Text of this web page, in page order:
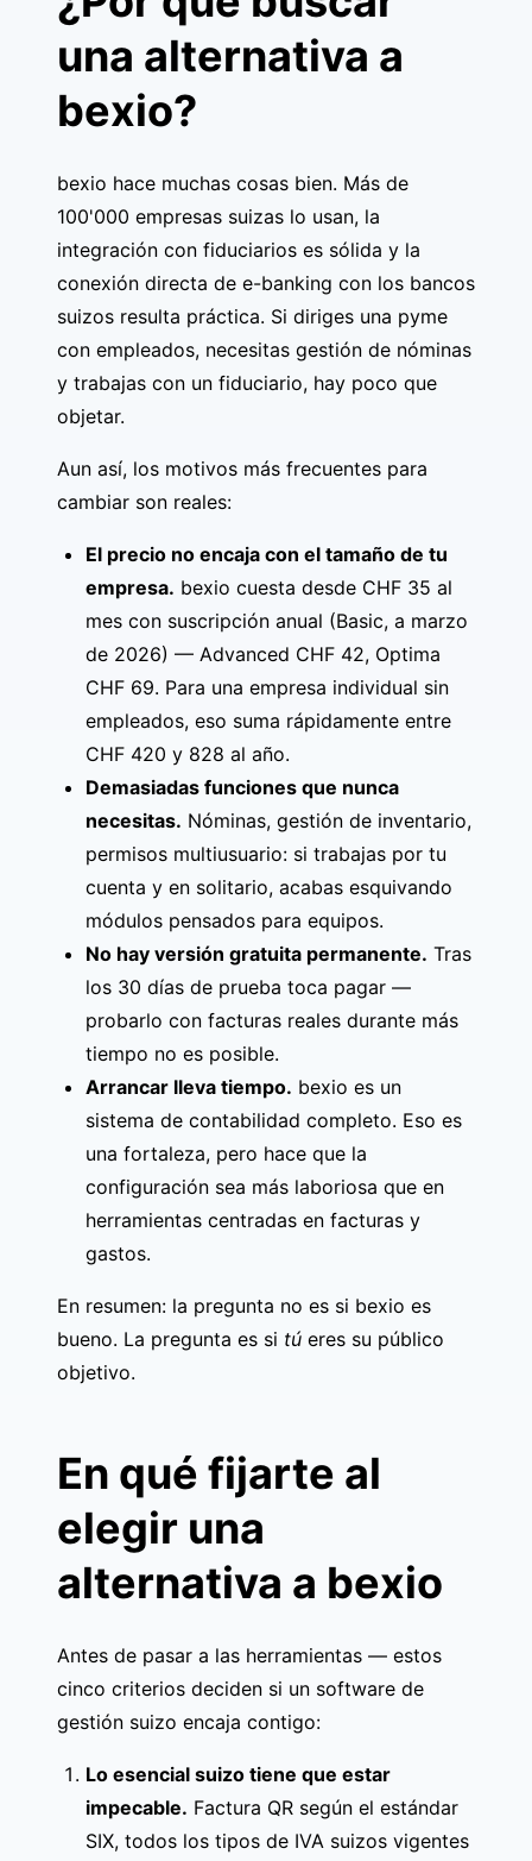
una alternativa a
bexio?
bexio hace muchas cosas bien. Más de
100'000 empresas suizas lo usan, la
integración con fiduciarios es sólida y la
conexión directa de e-banking con los bancos
suizos resulta práctica. Si diriges una pyme
con empleados, necesitas gestión de nóminas
y trabajas con un fiduciario, hay poco que
objetar.
Aun así, los motivos más frecuentes para
cambiar son reales:
El precio no encaja con el tamaño de tu
empresa. bexio cuesta desde CHF 35 al
mes con suscripción anual (Basic, a marzo
de 2026) — Advanced CHF 42, Optima
CHF 69. Para una empresa individual sin
empleados, eso suma rápidamente entre
CHF 420 y 828 al año.
Demasiadas funciones que nunca
necesitas. Nóminas, gestión de inventario,
permisos multiusuario: si trabajas por tu
cuenta y en solitario, acabas esquivando
módulos pensados para equipos.
No hay versión gratuita permanente. Tras
los 30 días de prueba toca pagar —
probarlo con facturas reales durante más
tiempo no es posible.
Arrancar lleva tiempo. bexio es un
sistema de contabilidad completo. Eso es
una fortaleza, pero hace que la
configuración sea más laboriosa que en
herramientas centradas en facturas y
gastos.
En resumen: la pregunta no es si bexio es
bueno. La pregunta es si tú eres su público
objetivo.
En qué fijarte al
elegir una
alternativa a bexio
Antes de pasar a las herramientas — estos
cinco criterios deciden si un software de
gestión suizo encaja contigo:
Lo esencial suizo tiene que estar
impecable. Factura QR según el estándar
SIX, todos los tipos de IVA suizos vigentes